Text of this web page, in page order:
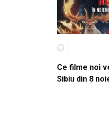
Ce filme noi
Sibiu din 8